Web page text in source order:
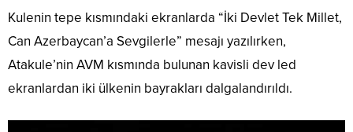
Kulenin tepe kısmındaki ekranlarda “İki Devlet Tek Millet,
Can Azerbaycan’a Sevgilerle” mesajı yazılırken,
Atakule’nin AVM kısmında bulunan kavisli dev led
ekranlardan iki ülkenin bayrakları dalgalandırıldı.